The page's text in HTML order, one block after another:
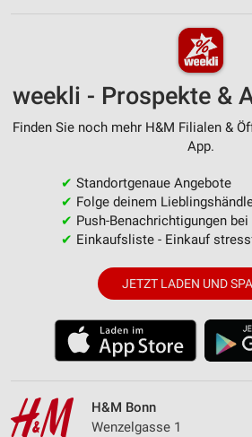
weekli - Prospekte &
Finden Sie noch mehr H&M Filialen &
App.
✔ Standortgenaue Angebote
✔ Folge deinem
✔ Push-Benachrichtigungen
✔ Einkaufsliste - Einkauf
JETZT LADEN UND
H&M Bonn
Wenzelgasse 1